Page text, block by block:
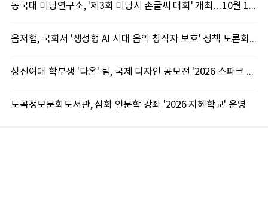
동국대 미당연구소, '제3회 미당시 손글씨 대회' 개최…10월 12일까지 접수
음저협, 국회서 '생성형 AI 시대 음악 창작자 보호' 정책 토론회 10일 개최
성신여대 학부생 '다온' 팀, 국제 디자인 공모전 '2026 스파크 어워드' 동상 수상
도곡정보문화도서관, 심화 인문학 강좌 '2026 지혜학교' 운영